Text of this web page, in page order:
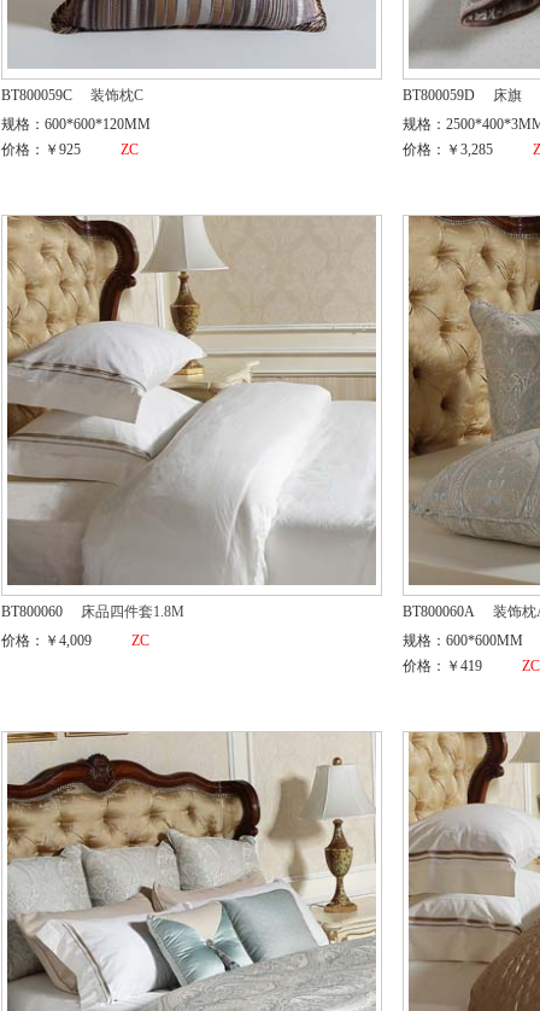
BT800059C
装饰枕C
规格：600*600*120MM
价格：￥925
ZC
BT800059D
床旗
规格：
价格：￥3,285
BT800060
床品四件套1.8M
价格：￥4,009
ZC
BT800060A
装饰
规格：600*600MM
价格：￥419
ZC